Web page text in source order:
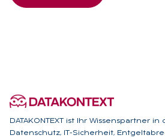
n
DATAKONTEXT ist Ihr Wissenspartner
Datenschutz, IT-Sicherheit,